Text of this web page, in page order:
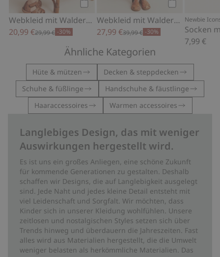
Webkleid mit Walderdbeeren
20,99 €29,99 € -30%
Webkleid mit Walderdbeeren
27,99 €39,99 € -30%
Newbie
Socken
7,99 €
Ähnliche Kategorien
Hüte & mützen
Decken & steppdecken
Schuhe & füßlinge
Handschuhe & fäustlinge
Haaraccessoires
Warmen accessoires
Langlebiges Design, das mit weniger
Auswirkungen hergestellt wird.
Es ist uns ein großes Anliegen, eine schöne Zukunft
für kommende Generationen zu gestalten. Deshalb
schaffen wir Designs, die auf Langlebigkeit ausgelegt
sind. Jede Naht und jedes kleine Detail entsteht mit
viel Leidenschaft und Sorgfalt. Wir möchten, dass
Kinder sich in unserer Kleidung wohlfühlen. Unsere
zeitlosen und nostalgischen Styles setzen sich über
Trends hinweg und überdauern die Jahreszeiten. Fast
alles wird aus Materialien hergestellt, die die Umwelt
weniger belasten als herkömmliche Materialien. Das